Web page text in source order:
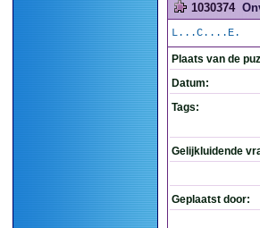
1030374
L...C....E.
Plaats van de
Datum:
Tags:
Gelijkluidende
Geplaatst door: